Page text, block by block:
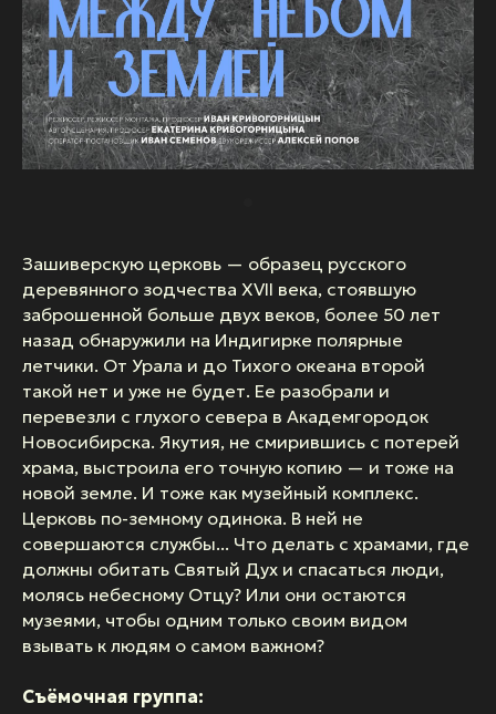
Зашиверскую церковь — образец русского
деревянного зодчества XVII века, стоявшую
заброшенной больше двух веков, более 50 лет
назад обнаружили на Индигирке полярные
летчики. От Урала и до Тихого океана второй
такой нет и уже не будет. Ее разобрали и
перевезли с глухого севера в Академгородок
Новосибирска. Якутия, не смирившись с потерей
храма, выстроила его точную копию — и тоже на
новой земле. И тоже как музейный комплекс.
Церковь по-земному одинока. В ней не
совершаются службы... Что делать с храмами, где
должны обитать Святый Дух и спасаться люди,
молясь небесному Отцу? Или они остаются
музеями, чтобы одним только своим видом
взывать к людям о самом важном?
Съёмочная группа: